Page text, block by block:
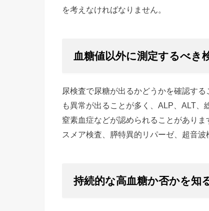
を考えなければなりません。
血糖値以外に測定するべき
尿検査で尿糖が出るかどうかを確認す
も異常が出ることが多く、ALP、ALT
窒素血症などが認められることがあり
スメア検査、膵特異的リパーゼ、超音波
持続的な高血糖か否かを知